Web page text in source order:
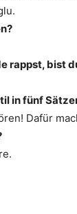
rappst, bist
in fünf
Dafür